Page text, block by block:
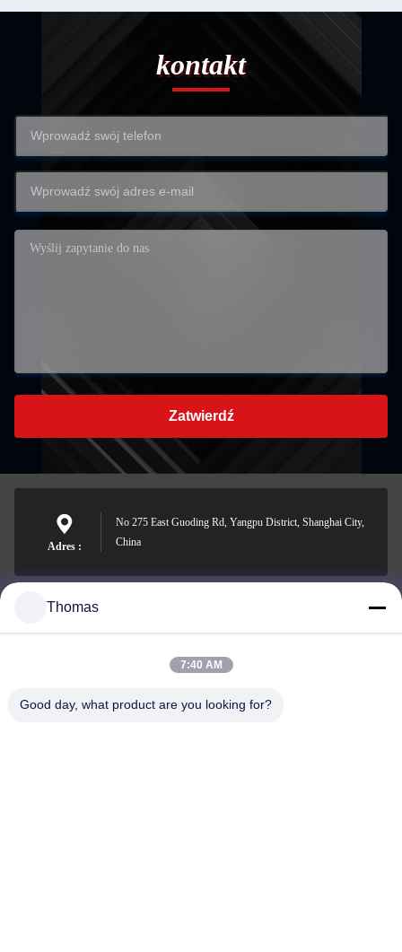
kontakt
Zatwierdź
Adres :
No 275 East Guoding Rd, Yangpu District, Shanghai City,
China
sales21@jimagroup.com
Thomas
7:40 AM
Good day, what product are you looking for?